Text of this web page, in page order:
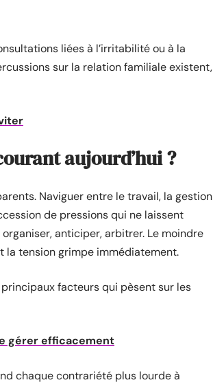
liées à l’irritabilité ou à la
sur la relation familiale existent,
aujourd’hui ?
Naviguer entre le travail, la gestion
de pressions qui ne laissent
anticiper, arbitrer. Le moindre
la tension grimpe immédiatement.
facteurs qui pèsent sur les
gérer efficacement
chaque contrariété plus lourde à